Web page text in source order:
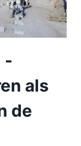
-
als
de